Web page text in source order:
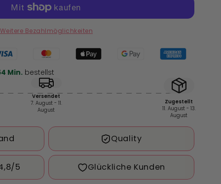
Weitere Bezahlmöglichkeiten
Min.bestellst
Versendet
7. August - 11.
August
Zugestellt
11. August - 13.
August